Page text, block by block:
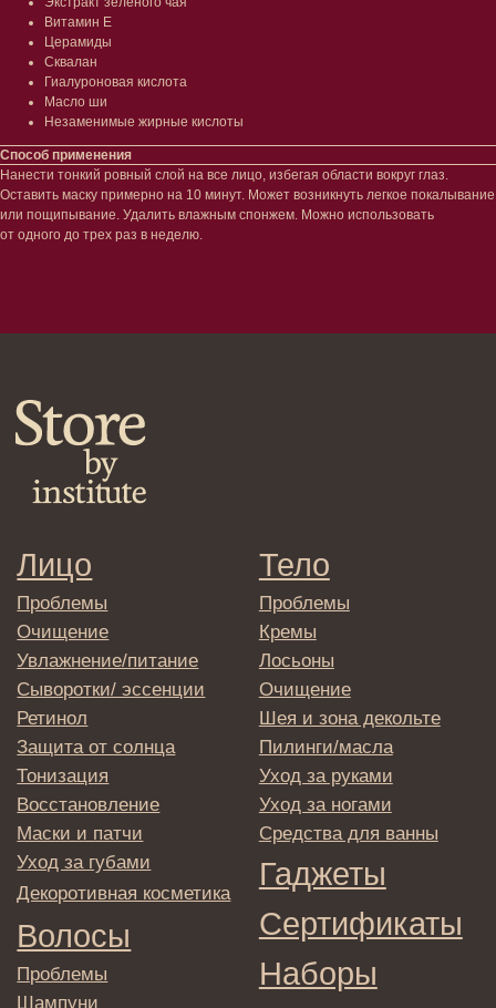
Витамин Е
Церамиды
Сквалан
Гиалуроновая кислота
Масло ши
Незаменимые жирные кислоты
Способ применения
Нанести тонкий ровный слой на все лицо, избегая области вокруг глаз.
Оставить маску примерно на 10 минут. Может возникнуть легкое покалывание
или пощипывание. Удалить влажным спонжем. Можно использовать
от одного до трех раз в неделю.
Уход за ногами
Гаджеты
Сертификаты
Наборы
Система лояльности
Доставка и самовывоз
Оплата и возврат
Согласие на обработку
персональных данных
Политика
Реквизиты и контакты
Подписаться
E-mail
Отправляя адрес электронной почты
вы соглашаетесь с политикой в отношении
обработки персональных данных
Ретинол
Защита от солнца
Тонизация
Восстановление
Маски и патчи
Уход за губами
Волосы
Проблемы
Шампуни
Кондиционеры/бальзамы